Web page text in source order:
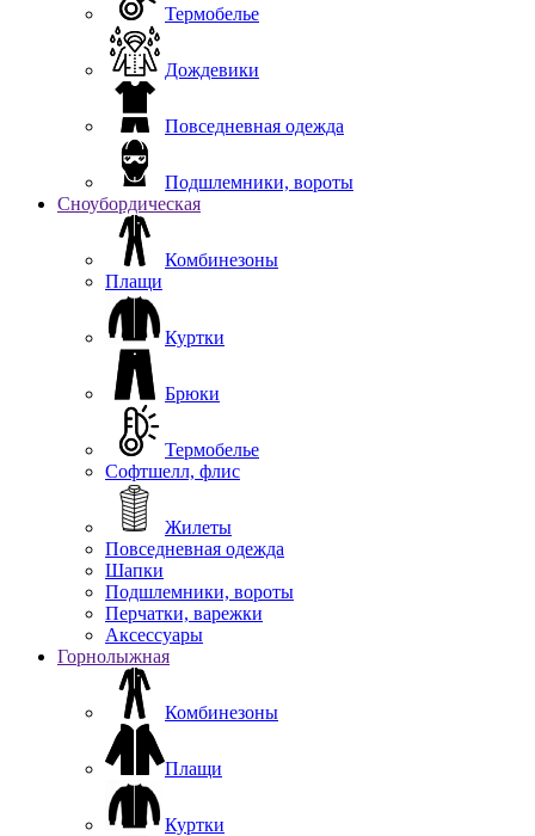
Термобелье
Дождевики
Повседневная одежда
Подшлемники, вороты
Сноубордическая
Комбинезоны
Плащи
Куртки
Брюки
Термобелье
Софтшелл, флис
Жилеты
Повседневная одежда
Шапки
Подшлемники, вороты
Перчатки, варежки
Аксессуары
Горнолыжная
Комбинезоны
Плащи
Куртки